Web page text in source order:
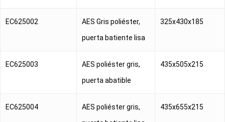
EC625002
AES Gris poliéster,
puerta batiente lisa
325x430x185
EC625003
AES poliéster gris,
puerta abatible
435x505x215
EC625004
AES poliéster gris,
435x655x215